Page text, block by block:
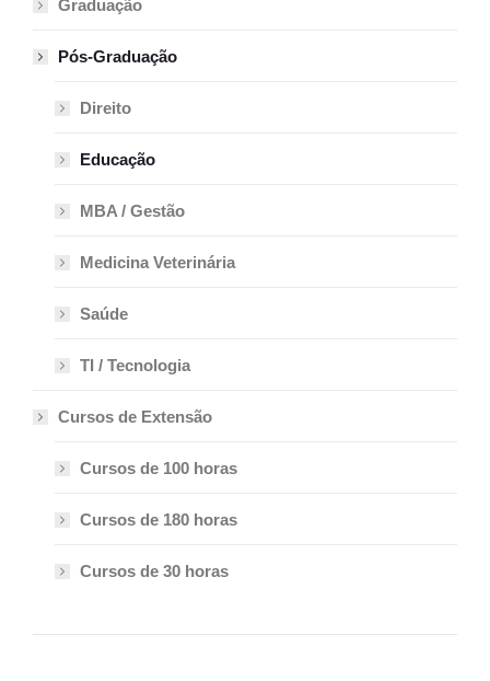
Graduação
Pós-Graduação
Direito
Educação
MBA / Gestão
Medicina Veterinária
Saúde
TI / Tecnologia
Cursos de Extensão
Cursos de 100 horas
Cursos de 180 horas
Cursos de 30 horas